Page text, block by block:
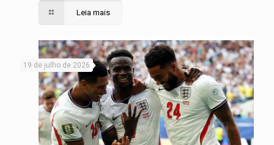
Leia mais
19 de julho de 2026